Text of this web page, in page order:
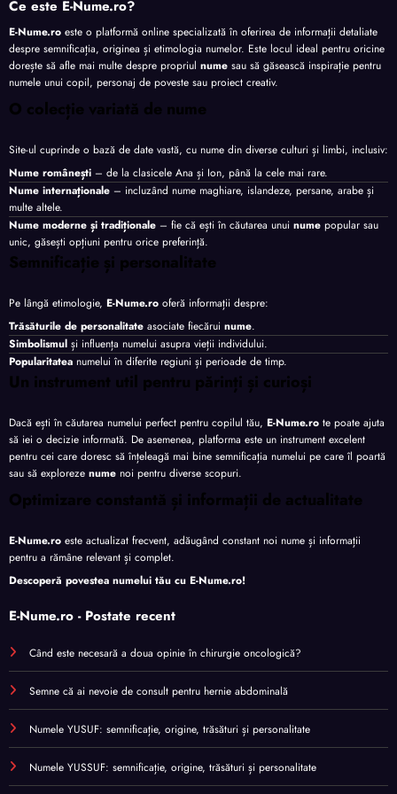
Ce este E-Nume.ro?
E-Nume.ro este o platformă online specializată în oferirea de informații detaliate
despre semnificația, originea și etimologia numelor. Este locul ideal pentru oricine
dorește să afle mai multe despre propriul nume sau să găsească inspirație pentru
numele unui copil, personaj de poveste sau proiect creativ.
O colecție variată de nume
Site-ul cuprinde o bază de date vastă, cu nume din diverse culturi și limbi, inclusiv:
Nume românești – de la clasicele Ana și Ion, până la cele mai rare.
Nume internaționale – incluzând nume maghiare, islandeze, persane, arabe și
multe altele.
Nume moderne și tradiționale – fie că ești în căutarea unui nume popular sau
unic, găsești opțiuni pentru orice preferință.
Semnificație și personalitate
Pe lângă etimologie, E-Nume.ro oferă informații despre:
Trăsăturile de personalitate asociate fiecărui nume.
Simbolismul și influența numelui asupra vieții individului.
Popularitatea numelui în diferite regiuni și perioade de timp.
Un instrument util pentru părinți și curioși
Dacă ești în căutarea numelui perfect pentru copilul tău, E-Nume.ro te poate ajuta
să iei o decizie informată. De asemenea, platforma este un instrument excelent
pentru cei care doresc să înțeleagă mai bine semnificația numelui pe care îl poartă
sau să exploreze nume noi pentru diverse scopuri.
Optimizare constantă și informații de actualitate
E-Nume.ro este actualizat frecvent, adăugând constant noi nume și informații
pentru a rămâne relevant și complet.
Descoperă povestea numelui tău cu E-Nume.ro!
E-Nume.ro - Postate recent
Când este necesară a doua opinie în chirurgie oncologică?
Semne că ai nevoie de consult pentru hernie abdominală
Numele YUSUF: semnificație, origine, trăsături și personalitate
Numele YUSSUF: semnificație, origine, trăsături și personalitate